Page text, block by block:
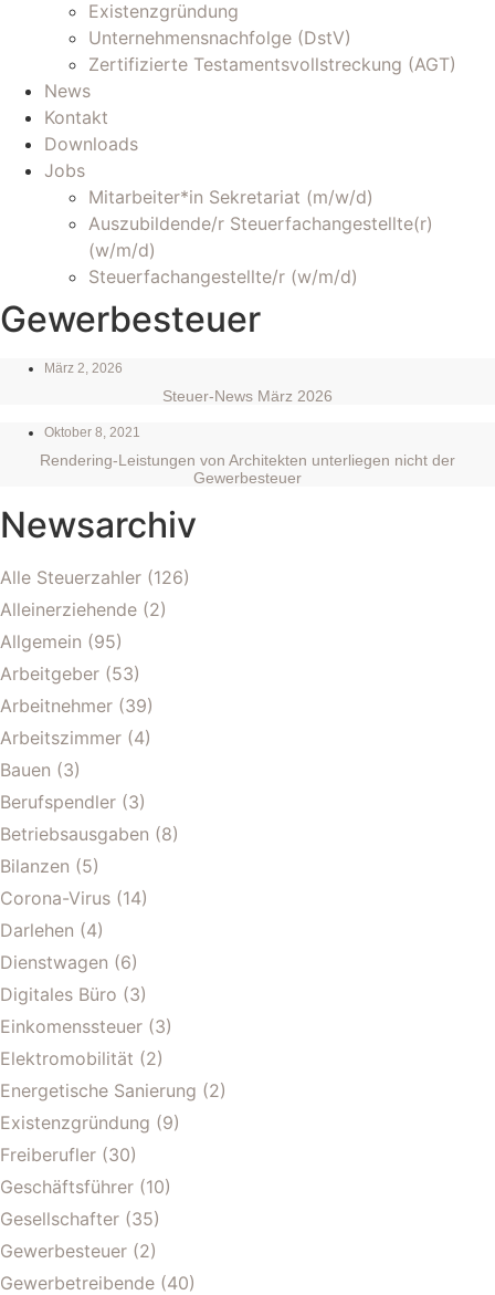
Existenzgründung
Unternehmensnachfolge (DstV)
Zertifizierte Testamentsvollstreckung (AGT)
News
Kontakt
Downloads
Jobs
Mitarbeiter*in Sekretariat (m/w/d)
Auszubildende/r Steuerfachangestellte(r)
(w/m/d)
Steuerfachangestellte/r (w/m/d)
Gewerbesteuer
März 2, 2026
Steuer-News März 2026
Oktober 8, 2021
Rendering-Leistungen von Architekten unterliegen nicht der
Gewerbesteuer
Newsarchiv
Alle Steuerzahler (126)
Alleinerziehende (2)
Allgemein (95)
Arbeitgeber (53)
Arbeitnehmer (39)
Arbeitszimmer (4)
Bauen (3)
Berufspendler (3)
Betriebsausgaben (8)
Bilanzen (5)
Corona-Virus (14)
Darlehen (4)
Dienstwagen (6)
Digitales Büro (3)
Einkomenssteuer (3)
Elektromobilität (2)
Energetische Sanierung (2)
Existenzgründung (9)
Freiberufler (30)
Geschäftsführer (10)
Gesellschafter (35)
Gewerbesteuer (2)
Gewerbetreibende (40)